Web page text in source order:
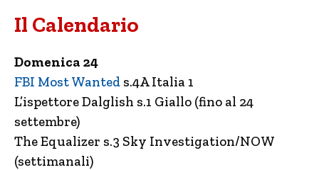
Il Calendario
Domenica 24
FBI Most Wanted s.4A Italia 1
L’ispettore Dalglish s.1 Giallo (fino al 24
settembre)
The Equalizer s.3 Sky Investigation/NOW
(settimanali)